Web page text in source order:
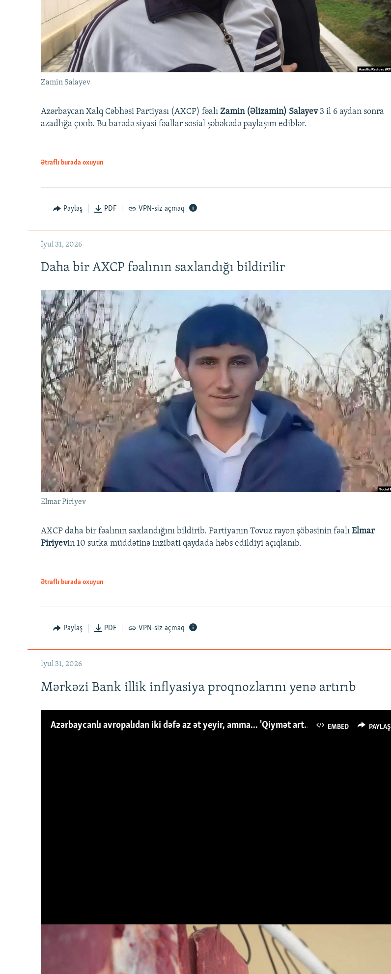
Zamin Salayev
Azərbaycan Xalq Cəbhəsi Partiyası (AXCP) fəalı Zamin (Əlizamin) Salayev 3 il 6 aydan sonra
azadlığa çıxıb. Bu barədə siyasi fəallar sosial şəbəkədə paylaşım ediblər.
Ətraflı burada oxuyun
Paylaş PDF VPN-siz açmaq
İyul 31, 2026
Daha bir AXCP fəalının saxlandığı bildirilir
Elmar Piriyev
AXCP daha bir fəalının saxlandığını bildirib. Partiyanın Tovuz rayon şöbəsinin fəalı Elmar
Piriyevin 10 sutka müddətinə inzibati qaydada həbs edildiyi açıqlanıb.
Ətraflı burada oxuyun
Paylaş PDF VPN-siz açmaq
İyul 31, 2026
Mərkəzi Bank illik inflyasiya proqnozlarını yenə artırıb
EMBED PAYLAŞ
Azərbaycanlı avropalıdan iki dəfə az ət yeyir, amma... 'Qiymət artımı qaçılmazdır'